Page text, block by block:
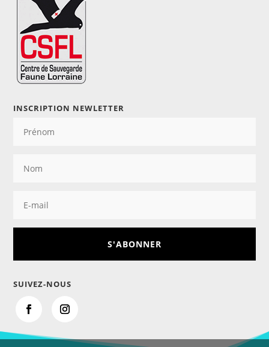
INSCRIPTION NEWLETTER
S'ABONNER
SUIVEZ-NOUS